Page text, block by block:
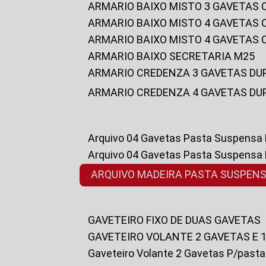
ARMARIO BAIXO MISTO 3
ARMARIO BAIXO MISTO 4
ARMARIO BAIXO MISTO 4
ARMARIO BAIXO SECRETARIA M25
ARMARIO CREDENZA 3 GAVETAS
ARMARIO CREDENZA 4 GAVETAS
Arquivo 04 Gavetas Pasta Suspensa
Arquivo 04 Gavetas Pasta Suspensa
ARQUIVO MADEIRA PASTA
GAVETEIRO FIXO DE DUAS GAVETAS
GAVETEIRO VOLANTE 2 GAVETAS E
Gaveteiro Volante 2 Gavetas P/